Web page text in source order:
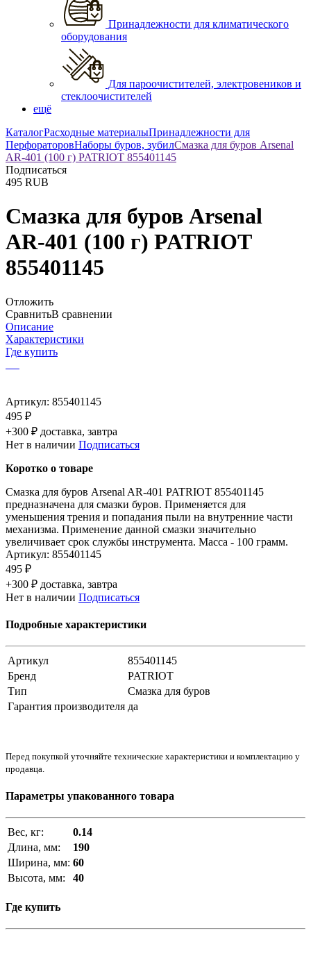
Принадлежности для климатического
оборудования
Для пароочистителей, электровеников и
стеклоочистителей
ещё
КаталогРасходные материалыПринадлежности для
ПерфораторовНаборы буров, зубилСмазка для буров Arsenal
AR-401 (100 г) PATRIOT 855401145
Подписаться
495 RUB
Смазка для буров Arsenal
AR-401 (100 г) PATRIOT
855401145
Отложить
СравнитьВ сравнении
Описание
Характеристики
Где купить
Артикул: 855401145
495 ₽
+300 ₽ доставка, завтра
Нет в наличии Подписаться
Коротко о товаре
Смазка для буров Arsenal AR-401 PATRIOT 855401145
предназначена для смазки буров. Применяется для
уменьшения трения и попадания пыли на внутренние части
механизма. Применение данной смазки значительно
увеличивает срок службы инструмента. Масса - 100 грамм.
Артикул: 855401145
495 ₽
+300 ₽ доставка, завтра
Нет в наличии Подписаться
Подробные характеристики
Артикул
855401145
Бренд
PATRIOT
Тип
Смазка для буров
Гарантия производителя да
Перед покупкой уточняйте технические характеристики и комплектацию у
продавца.
Параметры упакованного товара
Вес, кг:
0.14
Длина, мм:
190
Ширина, мм: 60
Высота, мм:
40
Где купить